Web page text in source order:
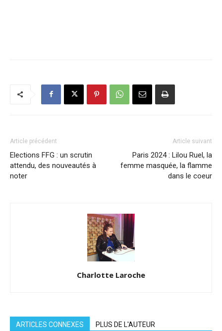
Article précédent
Elections FFG : un scrutin
attendu, des nouveautés à
noter
Article suivant
Paris 2024 : Lilou Ruel, la
femme masquée, la flamme
dans le coeur
Charlotte Laroche
ARTICLES CONNEXES PLUS DE L'AUTEUR